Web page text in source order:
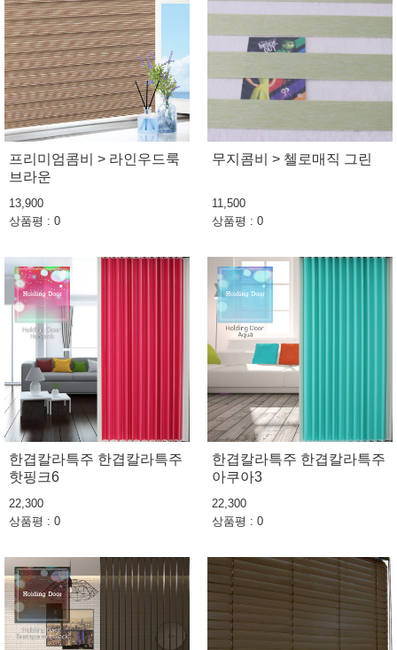
프리미엄콤비 > 라인우드룩
브라운
13,900
상품평 : 0
무지콤비 > 첼로매직 그린
11,500
상품평 : 0
한겹칼라특주 한겹칼라특주
핫핑크6
22,300
상품평 : 0
한겹칼라특주 한겹칼라특주
아쿠아3
22,300
상품평 : 0